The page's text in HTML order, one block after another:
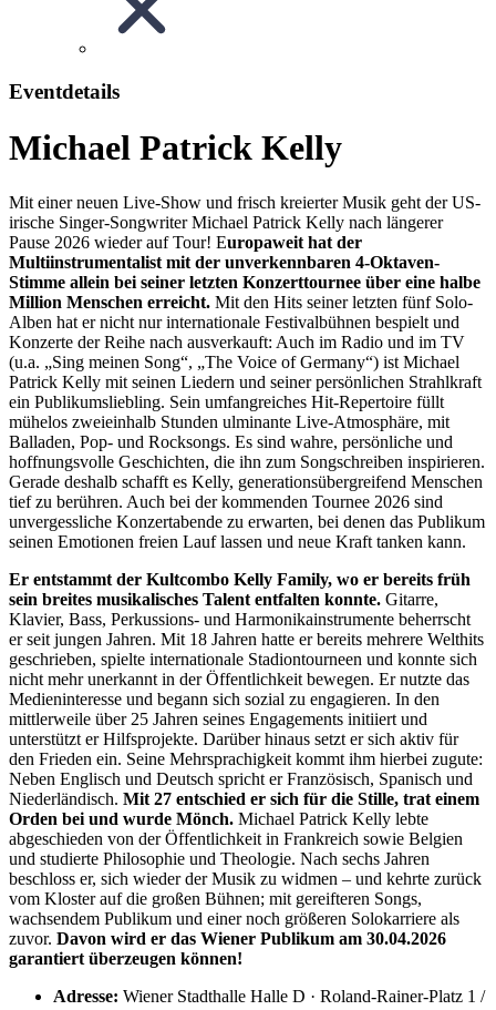
Eventdetails
Michael Patrick Kelly
Mit einer neuen Live-Show und frisch kreierter Musik geht der US-
irische Singer-Songwriter Michael Patrick Kelly nach längerer
Pause 2026 wieder auf Tour! Europaweit hat der
Multiinstrumentalist mit der unverkennbaren 4-Oktaven-
Stimme allein bei seiner letzten Konzerttournee über eine halbe
Million Menschen erreicht. Mit den Hits seiner letzten fünf Solo-
Alben hat er nicht nur internationale Festivalbühnen bespielt und
Konzerte der Reihe nach ausverkauft: Auch im Radio und im TV
(u.a. „Sing meinen Song“, „The Voice of Germany“) ist Michael
Patrick Kelly mit seinen Liedern und seiner persönlichen Strahlkraft
ein Publikumsliebling. Sein umfangreiches Hit-Repertoire füllt
mühelos zweieinhalb Stunden ulminante Live-Atmosphäre, mit
Balladen, Pop- und Rocksongs. Es sind wahre, persönliche und
hoffnungsvolle Geschichten, die ihn zum Songschreiben inspirieren.
Gerade deshalb schafft es Kelly, generationsübergreifend Menschen
tief zu berühren. Auch bei der kommenden Tournee 2026 sind
unvergessliche Konzertabende zu erwarten, bei denen das Publikum
seinen Emotionen freien Lauf lassen und neue Kraft tanken kann.
Er entstammt der Kultcombo Kelly Family, wo er bereits früh
sein breites musikalisches Talent entfalten konnte. Gitarre,
Klavier, Bass, Perkussions- und Harmonikainstrumente beherrscht
er seit jungen Jahren. Mit 18 Jahren hatte er bereits mehrere Welthits
geschrieben, spielte internationale Stadiontourneen und konnte sich
nicht mehr unerkannt in der Öffentlichkeit bewegen. Er nutzte das
Medieninteresse und begann sich sozial zu engagieren. In den
mittlerweile über 25 Jahren seines Engagements initiiert und
unterstützt er Hilfsprojekte. Darüber hinaus setzt er sich aktiv für
den Frieden ein. Seine Mehrsprachigkeit kommt ihm hierbei zugute:
Neben Englisch und Deutsch spricht er Französisch, Spanisch und
Niederländisch. Mit 27 entschied er sich für die Stille, trat einem
Orden bei und wurde Mönch. Michael Patrick Kelly lebte
abgeschieden von der Öffentlichkeit in Frankreich sowie Belgien
und studierte Philosophie und Theologie. Nach sechs Jahren
beschloss er, sich wieder der Musik zu widmen – und kehrte zurück
vom Kloster auf die großen Bühnen; mit gereifteren Songs,
wachsendem Publikum und einer noch größeren Solokarriere als
zuvor. Davon wird er das Wiener Publikum am 30.04.2026
garantiert überzeugen können!
Adresse: Wiener Stadthalle Halle D · Roland-Rainer-Platz 1 /